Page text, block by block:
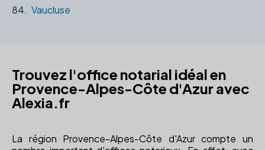
84. Vaucluse
Trouvez l'office notarial idéal en
Provence-Alpes-Côte d'Azur avec
Alexia.fr
La région Provence-Alpes-Côte d'Azur compte un